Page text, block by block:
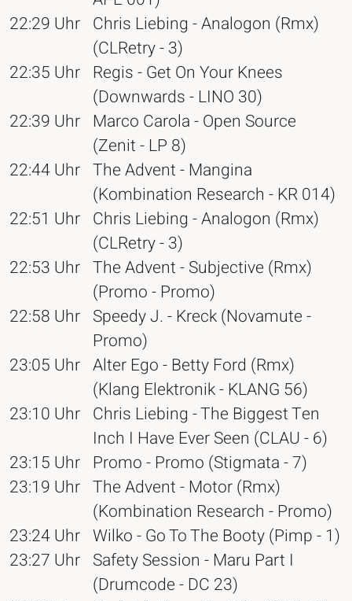
22:29 Uhr Chris Liebing - Analogon (Rmx)
(CLRetry - 3)
22:35 Uhr Regis - Get On Your Knees
(Downwards - LINO 30)
22:39 Uhr Marco Carola - Open Source
(Zenit - LP 8)
22:44 Uhr The Advent - Mangina
(Kombination Research - KR 014)
22:51 Uhr Chris Liebing - Analogon (Rmx)
(CLRetry - 3)
22:53 Uhr The Advent - Subjective (Rmx)
(Promo - Promo)
22:58 Uhr Speedy J. - Kreck (Novamute -
Promo)
23:05 Uhr Alter Ego - Betty Ford (Rmx)
(Klang Elektronik - KLANG 56)
23:10 Uhr Chris Liebing - The Biggest Ten
Inch I Have Ever Seen (CLAU - 6)
23:15 Uhr Promo - Promo (Stigmata - 7)
23:19 Uhr The Advent - Motor (Rmx)
(Kombination Research - Promo)
23:24 Uhr Wilko - Go To The Booty (Pimp - 1)
23:27 Uhr Safety Session - Maru Part I
(Drumcode - DC 23)